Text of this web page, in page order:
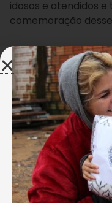
idosos e atendidos
comemoração